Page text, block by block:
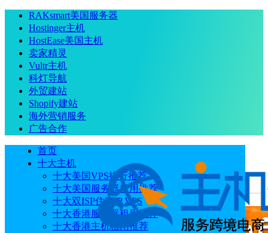
RAKsmart美国服务器
Hostinger主机
HostEase美国主机
卖家精灵
Vultr主机
科灯导航
外贸建站
Shopify建站
海外营销服务
广告合作
首页
十大主机
十大美国VPS排行推荐
十大美国服务器租用推荐
十大双ISP住宅IP VPS
十大香港服务器租用推荐
十大香港主机租用推荐
当前位置：首页 常见问题 Certum证书怎么样